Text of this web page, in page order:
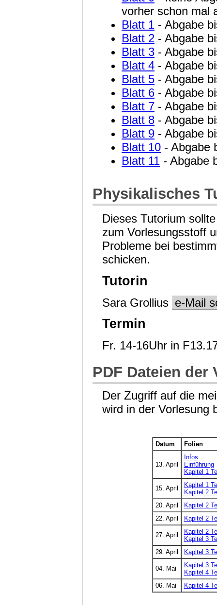
vorher schon mal
Blatt 1 - Abgabe
Blatt 2 - Abgabe
Blatt 3 - Abgabe
Blatt 4 - Abgabe
Blatt 5 - Abgabe
Blatt 6 - Abgabe
Blatt 7 - Abgabe
Blatt 8 - Abgabe
Blatt 9 - Abgabe
Blatt 10 - Abgabe
Blatt 11 - Abgabe
Physikalisches
Dieses Tutorium
zum Vorlesungsstoff
Probleme bei
schicken.
Tutorin
Sara Grollius e-Mail
Termin
Fr. 14-16Uhr in
PDF Dateien
Der Zugriff auf die
wird in der Vorlesung
Datum Folien
13. April
Infos
Einführung
Kapitel 1
15. April
Kapitel 1
Kapitel 2
20. April
Kapitel 2
22. April
Kapitel 2
27. April
Kapitel 2
Kapitel 3
29. April
Kapitel 3
04. Mai
Kapitel 3
Kapitel 4
06. Mai
Kapitel 4